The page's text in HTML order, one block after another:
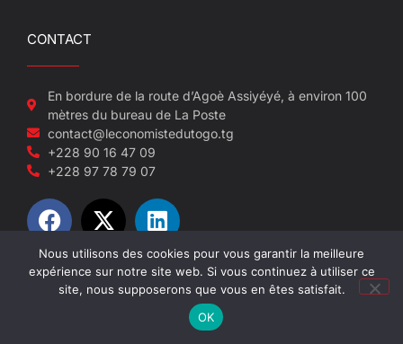
CONTACT
En bordure de la route d’Agoè Assiyéyé, à environ 100
mètres du bureau de La Poste
contact@leconomistedutogo.tg
+228 90 16 47 09
+228 97 78 79 07
© 2022-2026 L'économiste du Togo
Site réalisé par NEUF SEPT
Nous utilisons des cookies pour vous garantir la meilleure
expérience sur notre site web. Si vous continuez à utiliser ce
site, nous supposerons que vous en êtes satisfait.
OK